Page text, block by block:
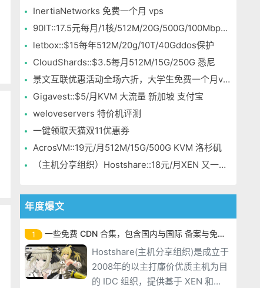
InertiaNetworks 免费一个月 vps
90IT::17.5元每月/1核/512M/20G/500G/100Mbps KVM 洛杉矶
letbox::$15每年512M/20g/10T/40Gddos保护
CloudShards::$3.5每月512M/15G/250G 悉尼
景文互联优惠活动全场六折，大学生免费一个月vps
Gigavest::$5/月KVM 大流量 新加坡 支付宝
weloveservers 特价机评测
一键领取天猫双11优惠券
AcrosVM::19元/月512M/15G/500G KVM 洛杉矶
（主机分享组织）Hostshare::18元/月XEN 又一个双11促销
年度爆文
1 一些免费 CDN 合集，包含国内与国际 备案与免备案
Hostshare(主机分享组织)是成立于
2008年的以主打廉价优质主机为目
的 IDC 组织，提供基于 XEN 和